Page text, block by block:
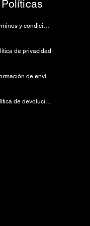
Políticas
Términos y condiciones
de privacidad
Información de envío y pago
Política de devoluciones